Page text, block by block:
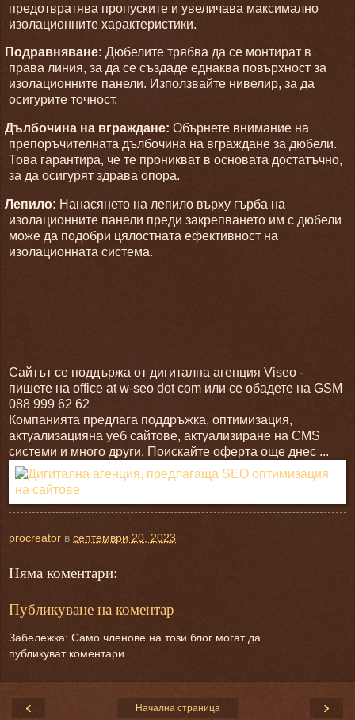
предотвратява пропуските и увеличава максимално
изолационните характеристики.
Подравняване: Дюбелите трябва да се монтират в
права линия, за да се създаде еднаква повърхност за
изолационните панели. Използвайте нивелир, за да
осигурите точност.
Дълбочина на вграждане: Обърнете внимание на
препоръчителната дълбочина на вграждане за дюбели.
Това гарантира, че те проникват в основата достатъчно,
за да осигурят здрава опора.
Лепило: Нанасянето на лепило върху гърба на
изолационните панели преди закрепването им с дюбели
може да подобри цялостната ефективност на
изолационната система.
Сайтът се поддържа от дигитална агенция Viseo -
пишете на office at w-seo dot com или се обадете на GSM
088 999 62 62
Компанията предлага поддръжка, оптимизация,
актуализацияна уеб сайтове, актуализиране на CMS
системи и много други. Поискайте оферта още днес ...
procreator в септември 20, 2023
Няма коментари:
Публикуване на коментар
Забележка: Само членове на този блог могат да
публикуват коментари.
‹ ›
Начална страница